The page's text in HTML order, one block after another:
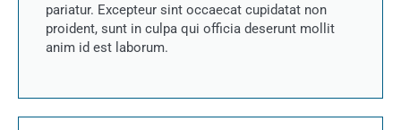
pariatur. Excepteur sint occaecat cupidatat non
proident, sunt in culpa qui officia deserunt mollit
anim id est laborum.